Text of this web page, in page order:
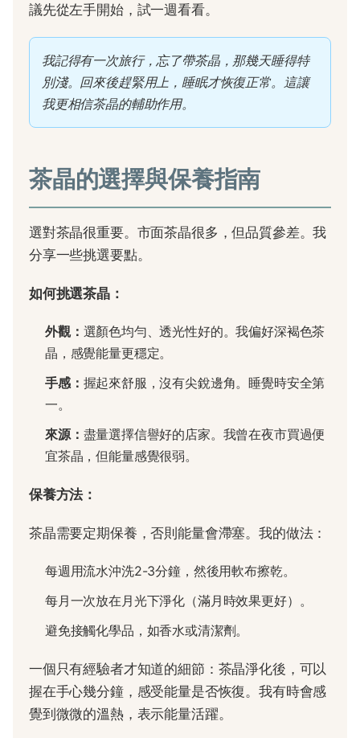
議先從左手開始，試一週看看。
我記得有一次旅行，忘了帶茶晶，那幾天睡得特
別淺。回來後趕緊用上，睡眠才恢復正常。這讓
我更相信茶晶的輔助作用。
茶晶的選擇與保養指南
選對茶晶很重要。市面茶晶很多，但品質參差。我
分享一些挑選要點。
如何挑選茶晶：
外觀： 選顏色均勻、透光性好的。我偏好深褐色茶
晶，感覺能量更穩定。
手感： 握起來舒服，沒有尖銳邊角。睡覺時安全第
一。
來源： 盡量選擇信譽好的店家。我曾在夜市買過便
宜茶晶，但能量感覺很弱。
保養方法：
茶晶需要定期保養，否則能量會滯塞。我的做法：
每週用流水沖洗2-3分鐘，然後用軟布擦乾。
每月一次放在月光下淨化（滿月時效果更好）。
避免接觸化學品，如香水或清潔劑。
一個只有經驗者才知道的細節：茶晶淨化後，可以
握在手心幾分鐘，感受能量是否恢復。我有時會感
覺到微微的溫熱，表示能量活躍。